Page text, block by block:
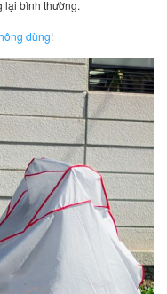
lại bình thường.
dùng!